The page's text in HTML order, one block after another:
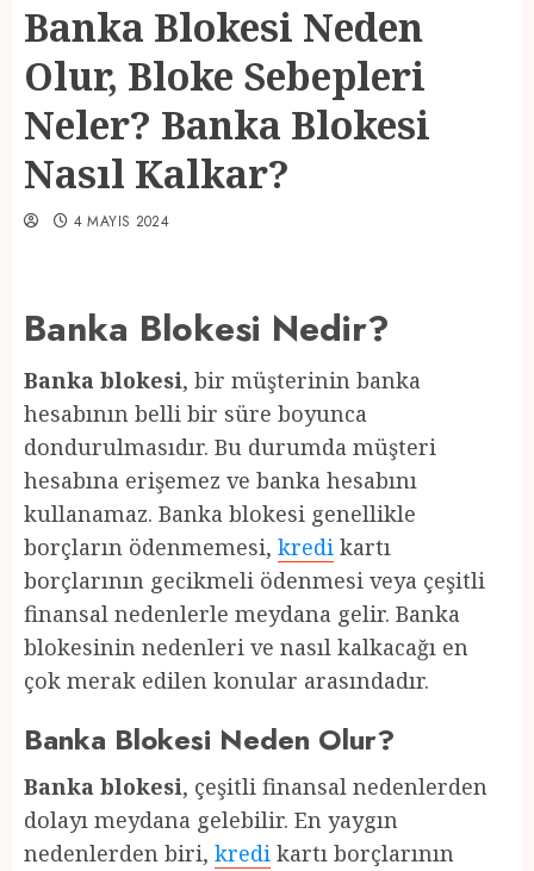
Banka Blokesi Neden
Olur, Bloke Sebepleri
Neler? Banka Blokesi
Nasıl Kalkar?
4 MAYIS 2024
Banka Blokesi Nedir?
Banka blokesi, bir müşterinin banka
hesabının belli bir süre boyunca
dondurulmasıdır. Bu durumda müşteri
hesabına erişemez ve banka hesabını
kullanamaz. Banka blokesi genellikle
borçların ödenmemesi, kredi kartı
borçlarının gecikmeli ödenmesi veya çeşitli
finansal nedenlerle meydana gelir. Banka
blokesinin nedenleri ve nasıl kalkacağı en
çok merak edilen konular arasındadır.
Banka Blokesi Neden Olur?
Banka blokesi, çeşitli finansal nedenlerden
dolayı meydana gelebilir. En yaygın
nedenlerden biri, kredi kartı borçlarının